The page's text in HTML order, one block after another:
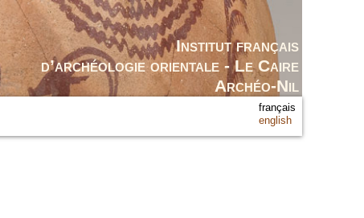
Institut français
d’archéologie orientale - Le Caire
Archéo-Nil
français
english